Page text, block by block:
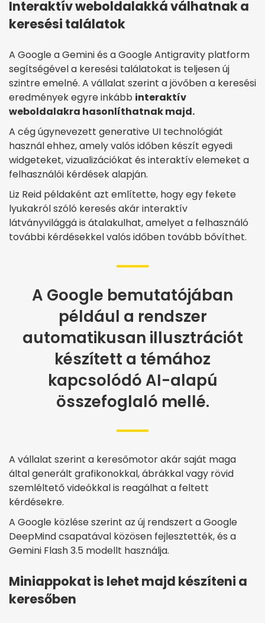
Interaktív weboldalakká válhatnak a
keresési találatok
A Google a Gemini és a Google Antigravity platform
segítségével a keresési találatokat is teljesen új
szintre emelné. A vállalat szerint a jövőben a keresési
eredmények egyre inkább interaktív
weboldalakra hasonlíthatnak majd.
A cég úgynevezett generative UI technológiát
használ ehhez, amely valós időben készít egyedi
widgeteket, vizualizációkat és interaktív elemeket a
felhasználói kérdések alapján.
Liz Reid példaként azt említette, hogy egy fekete
lyukakról szóló keresés akár interaktív
látványvilággá is átalakulhat, amelyet a felhasználó
további kérdésekkel valós időben tovább bővíthet.
A Google bemutatójában
például a rendszer
automatikusan illusztrációt
készített a témához
kapcsolódó AI-alapú
összefoglaló mellé.
A vállalat szerint a keresőmotor akár saját maga
által generált grafikonokkal, ábrákkal vagy rövid
szemléltető videókkal is reagálhat a feltett
kérdésekre.
A Google közlése szerint az új rendszert a Google
DeepMind csapatával közösen fejlesztették, és a
Gemini Flash 3.5 modellt használja.
Miniappokat is lehet majd készíteni a
keresőben